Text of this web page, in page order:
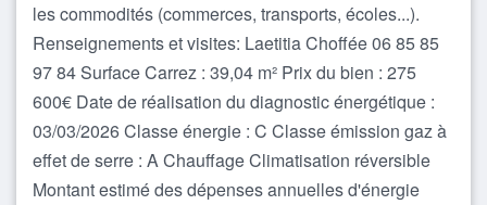
les commodités (commerces, transports, écoles...).
Renseignements et visites: Laetitia Choffée 06 85 85
97 84 Surface Carrez : 39,04 m² Prix du bien : 275
600€ Date de réalisation du diagnostic énergétique :
03/03/2026 Classe énergie : C Classe émission gaz à
effet de serre : A Chauffage Climatisation réversible
Montant estimé des dépenses annuelles d'énergie